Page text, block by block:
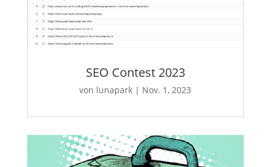
SEO Contest 2023
von lunapark | Nov. 1, 2023